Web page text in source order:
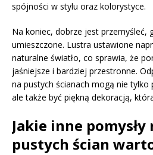
spójności w stylu oraz kolorystyce.
Na koniec, dobrze jest przemyśleć,
umieszczone. Lustra ustawione
naturalne światło, co sprawia, że
jaśniejsze i bardziej przestronne.
na pustych ścianach mogą nie tylko
ale także być piękną dekoracją,
Jakie inne
pustych ścian